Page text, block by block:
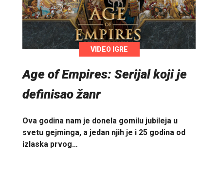
VIDEO IGRE
Age of Empires: Serijal koji je
definisao žanr
Ova godina nam je donela gomilu jubileja u
svetu gejminga, a jedan njih je i 25 godina od
izlaska prvog…